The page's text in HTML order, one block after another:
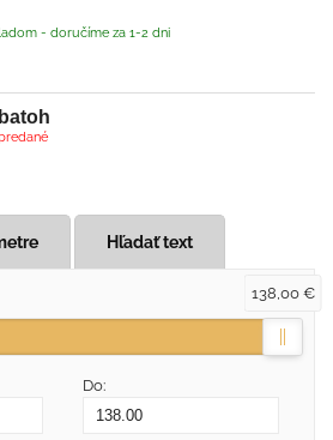
- doručíme za 1-2 dni
Hľadať text
Do:
138,00 €